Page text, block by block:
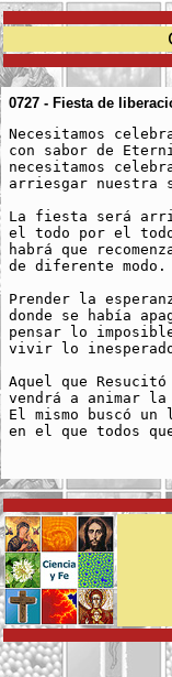
0727 - Fiesta de
Necesitamos
con sabor de
necesitamos
arriesgar nuestra
La fiesta será
el todo por el
habrá que
de diferente modo.
Prender la
donde se había
pensar lo
vivir lo
Aquel que Resucitó
vendrá a animar
El mismo buscó un
en el que todos